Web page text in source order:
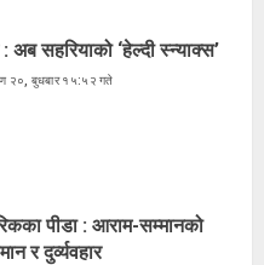
सहरियाको ‘हेल्दी स्न्याक्स’
२०, बुधबार १५:५२ गते
पीडा : आराम-सम्मानको
र दुर्व्यवहार